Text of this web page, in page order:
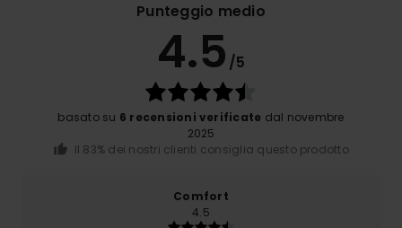
Punteggio medio
4.5 /5
basato su 6 recensioni verificate dal novembre
2025
Il 83% dei nostri clienti consiglia questo prodotto
Comfort
4.5